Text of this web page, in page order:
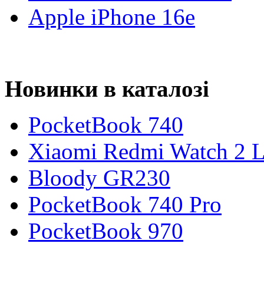
Apple iPhone 16e
Новинки в каталозі
PocketBook 740
Xiaomi Redmi Watch 2
Bloody GR230
PocketBook 740 Pro
PocketBook 970